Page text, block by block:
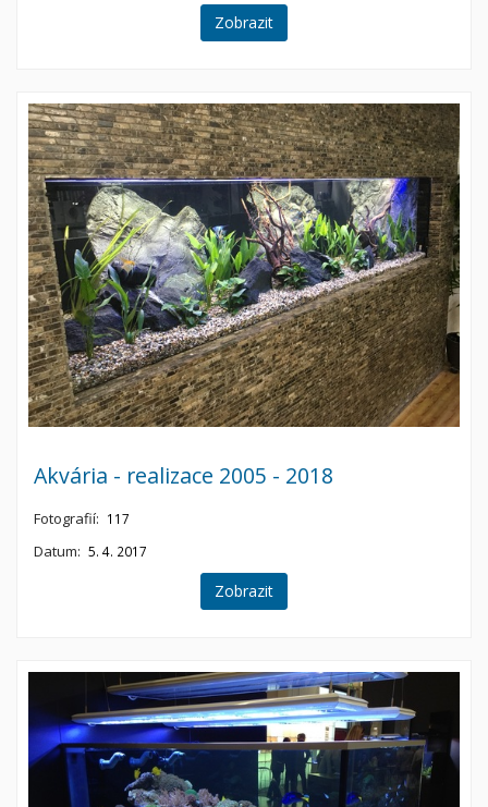
Zobrazit
Akvária - realizace 2005 - 2018
Fotografií: 117
Datum: 5. 4. 2017
Zobrazit